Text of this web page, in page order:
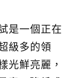
是一個正在
級多的領
光鮮亮麗，